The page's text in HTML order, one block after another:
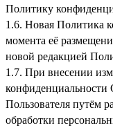
Политику
1.6. Новая Политика
момента её
новой редакцией
1.7. При внесении
конфиденциальности
Пользователя путём
обработки